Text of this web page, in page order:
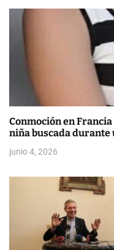
a
Conmoción en
niña buscada durante
junio 4, 2026